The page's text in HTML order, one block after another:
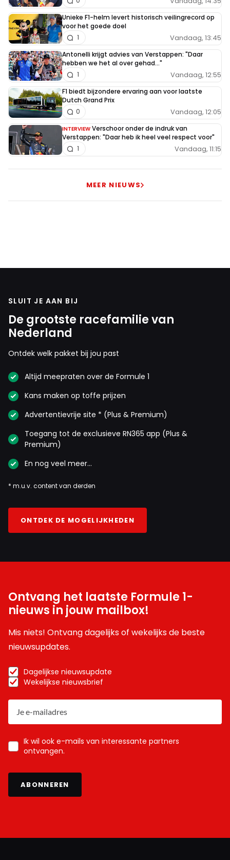
Unieke F1-helm levert historisch veilingrecord op
voor het goede doel
Vandaag, 13:45
1
Antonelli krijgt advies van Verstappen: "Daar
hebben we het al over gehad..."
Vandaag, 12:55
1
F1 biedt bijzondere ervaring aan voor laatste
Dutch Grand Prix
Vandaag, 12:05
0
INTERVIEW Verschoor onder de indruk van
Verstappen: "Daar heb ik heel veel respect voor"
Vandaag, 11:15
1
MEER NIEUWS
SLUIT JE AAN BIJ
De grootste racefamilie van
Nederland
Ontdek welk pakket bij jou past
Altijd meepraten over de Formule 1
Kans maken op toffe prijzen
Advertentievrije site * (Plus & Premium)
Toegang tot de exclusieve RN365 app (Plus &
Premium)
En nog veel meer…
* m.u.v. content van derden
ONTDEK DE MOGELIJKHEDEN
Ontvang het laatste Formule 1-
nieuws in jouw mailbox!
Mis niets! Ontvang dagelijks of wekelijks de beste
nieuwsupdates.
Dagelijkse nieuwsupdate
Wekelijkse nieuwsbrief
Ik wil ook e-mails van interessante partners
ontvangen.
ABONNEREN